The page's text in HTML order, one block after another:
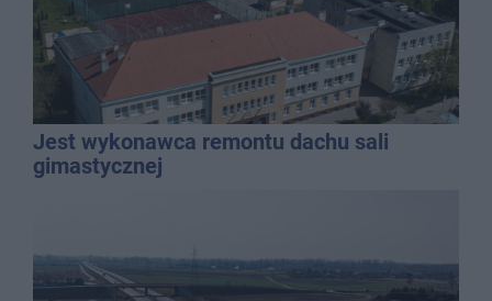
Jest wykonawca remontu dachu sali
gimastycznej